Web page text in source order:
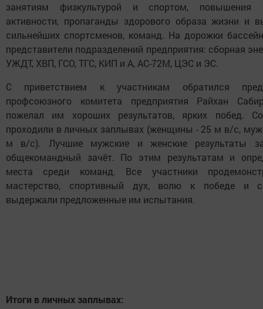
занятиям физкультурой и спортом, повышения
активности, пропаганды здорового образа жизни и
сильнейших спортсменов, команд. На дорожки
представители подразделений предприятия: сборная
УЖДТ, ХВП, ГСО, ТГС, КИП и А, АС-72М, ЦЭС и ЭС.
С приветствием к участникам обратился
профсоюзного комитета предприятия Райхан
пожелал им хороших результатов, ярких побед.
проходили в личных заплывах (женщины - 25 м в/с,
м в/с). Лучшие мужские и женские результаты
общекомандный зачёт. По этим результатам и
места среди команд. Все участники
мастерство, спортивный дух, волю к победе и
выдержали предложенные им испытания.
Итоги в личных заплывах: